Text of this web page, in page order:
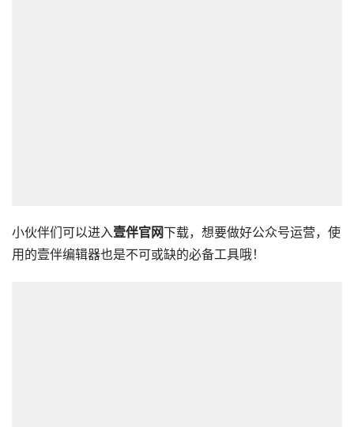
小伙伴们可以进入壹伴官网下载，想要做好公众号运营，使
用的壹伴编辑器也是不可或缺的必备工具哦！